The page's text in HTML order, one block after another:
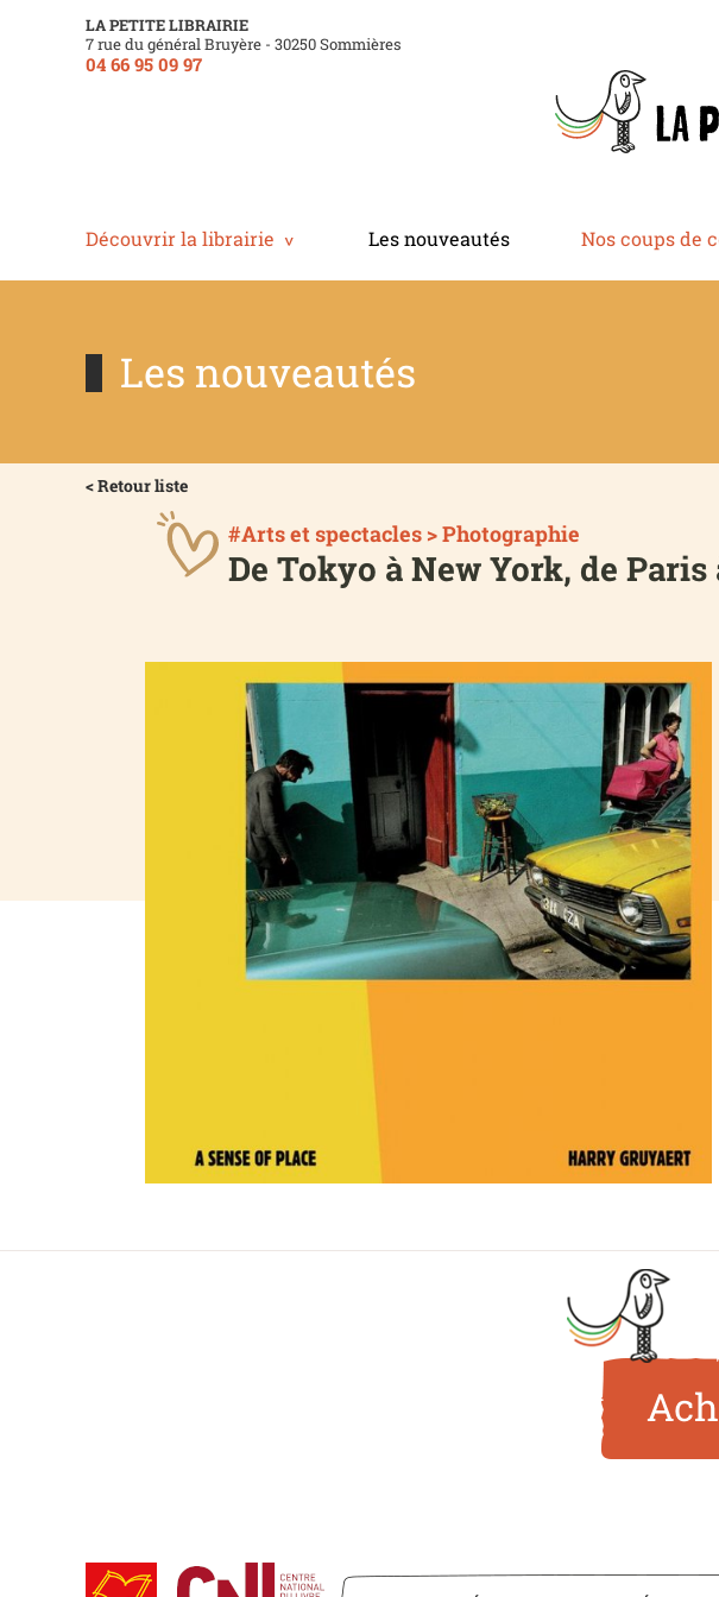
LA PETITE LIBRAIRIE
7 rue du général Bruyère - 30250 Sommières
04 66 95 09 97
Découvrir la librairie Les nouveautés Nos coups de
Les nouveautés
< Retour liste
#Arts et spectacles > Photographie
De Tokyo à New York, de Paris